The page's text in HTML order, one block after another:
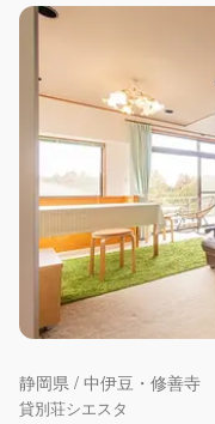
静岡県 / 中伊豆・修善寺
貸別荘シエスタ